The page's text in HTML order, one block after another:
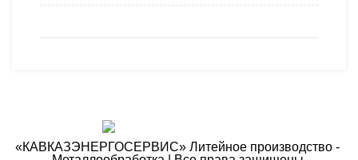
«КАВКАЗЭНЕРГОСЕРВИС» ​Литейное производство - ​